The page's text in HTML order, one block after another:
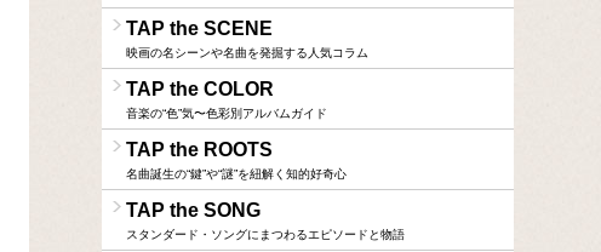
TAP the SCENE
映画の名シーンや名曲を発掘する人気コラム
TAP the COLOR
音楽の“色”気〜色彩別アルバムガイド
TAP the ROOTS
名曲誕生の“鍵”や“謎”を紐解く知的好奇心
TAP the SONG
スタンダード・ソングにまつわるエピソードと物語